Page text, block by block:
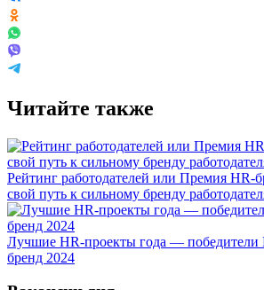
Читайте также
Рейтинг работодателей или Премия HR-
свой путь к сильному бренду
Лучшие HR-проекты года —
бренд 2024